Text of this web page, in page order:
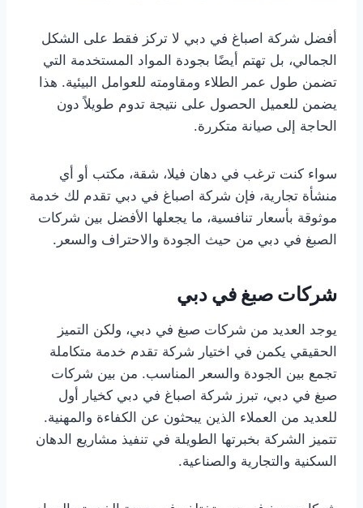
أفضل شركة اصباغ في دبي لا تركز فقط على الشكل
الجمالي، بل تهتم أيضًا بجودة المواد المستخدمة التي
تضمن طول عمر الطلاء ومقاومته للعوامل البيئية. هذا
يضمن للعميل الحصول على نتيجة تدوم طويلاً دون
الحاجة إلى صيانة متكررة.
سواء كنت ترغب في دهان فيلا، شقة، مكتب أو أي
منشأة تجارية، فإن شركة اصباغ في دبي تقدم لك خدمة
موثوقة بأسعار تنافسية، ما يجعلها الأفضل بين شركات
الصبغ في دبي من حيث الجودة والاحتراف والسعر.
شركات صبغ في دبي
يوجد العديد من شركات صبغ في دبي، ولكن التميز
الحقيقي يكمن في اختيار شركة تقدم خدمة متكاملة
تجمع بين الجودة والسعر المناسب. من بين شركات
صبغ في دبي، تبرز شركة اصباغ في دبي كخيار أول
للعديد من العملاء الذين يبحثون عن الكفاءة والمهنية.
تتميز الشركة بخبرتها الطويلة في تنفيذ مشاريع الدهان
السكنية والتجارية والصناعية.